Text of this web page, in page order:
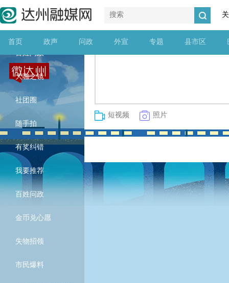
首页 政声 问政 外宣 专题 县市区
百姓问政
大咖之镜
社团圈
随手拍
有奖纠错
我要推荐
百姓问政
金币兑心愿
失物招领
市民爆料
短视频 照片